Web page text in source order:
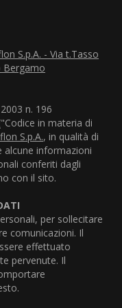
S.p.A. - Via t.Tasso
Bergamo
n. 196
in materia di
S.p.A., in qualità di
informazioni
conferiti dagli
con il sito.
per sollecitare
comunicazioni. Il
effettuato
pervenute. Il